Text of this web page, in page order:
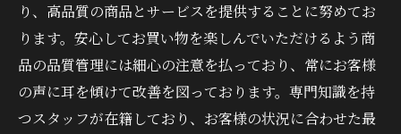
り、高品質の商品とサービスを提供することに努めてお
ります。安心してお買い物を楽しんでいただけるよう商
品の品質管理には細心の注意を払っており、常にお客様
の声に耳を傾けて改善を図っております。専門知識を持
つスタッフが在籍しており、お客様の状況に合わせた最